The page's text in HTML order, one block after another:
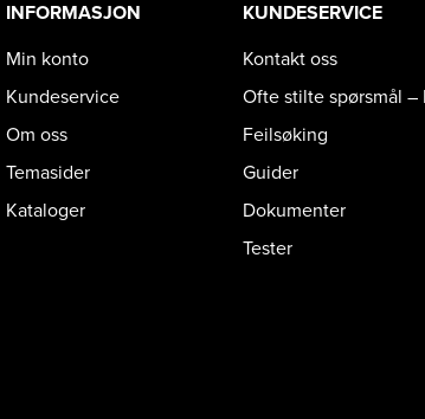
INFORMASJON
Min konto
Kundeservice
Om oss
Temasider
Kataloger
KUNDESERVICE
Kontakt oss
Ofte stilte spørsmål –
Feilsøking
Guider
Dokumenter
Tester